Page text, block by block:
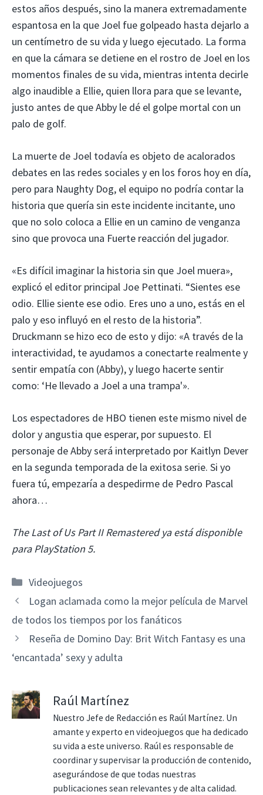
estos años después, sino la manera extremadamente
espantosa en la que Joel fue golpeado hasta dejarlo a
un centímetro de su vida y luego ejecutado. La forma
en que la cámara se detiene en el rostro de Joel en los
momentos finales de su vida, mientras intenta decirle
algo inaudible a Ellie, quien llora para que se levante,
justo antes de que Abby le dé el golpe mortal con un
palo de golf.
La muerte de Joel todavía es objeto de acalorados
debates en las redes sociales y en los foros hoy en día,
pero para Naughty Dog, el equipo no podría contar la
historia que quería sin este incidente incitante, uno
que no solo coloca a Ellie en un camino de venganza
sino que provoca una Fuerte reacción del jugador.
«Es difícil imaginar la historia sin que Joel muera»,
explicó el editor principal Joe Pettinati. “Sientes ese
odio. Ellie siente ese odio. Eres uno a uno, estás en el
palo y eso influyó en el resto de la historia”.
Druckmann se hizo eco de esto y dijo: «A través de la
interactividad, te ayudamos a conectarte realmente y
sentir empatía con (Abby), y luego hacerte sentir
como: ‘He llevado a Joel a una trampa'».
Los espectadores de HBO tienen este mismo nivel de
dolor y angustia que esperar, por supuesto. El
personaje de Abby será interpretado por Kaitlyn Dever
en la segunda temporada de la exitosa serie. Si yo
fuera tú, empezaría a despedirme de Pedro Pascal
ahora…
The Last of Us Part II Remastered ya está disponible
para PlayStation 5.
Categorías
Videojuegos
Logan aclamada como la mejor película de Marvel
de todos los tiempos por los fanáticos
Reseña de Domino Day: Brit Witch Fantasy es una
‘encantada’ sexy y adulta
Raúl Martínez
Nuestro Jefe de Redacción es Raúl Martínez. Un
amante y experto en videojuegos que ha dedicado
su vida a este universo. Raúl es responsable de
coordinar y supervisar la producción de contenido,
asegurándose de que todas nuestras
publicaciones sean relevantes y de alta calidad.